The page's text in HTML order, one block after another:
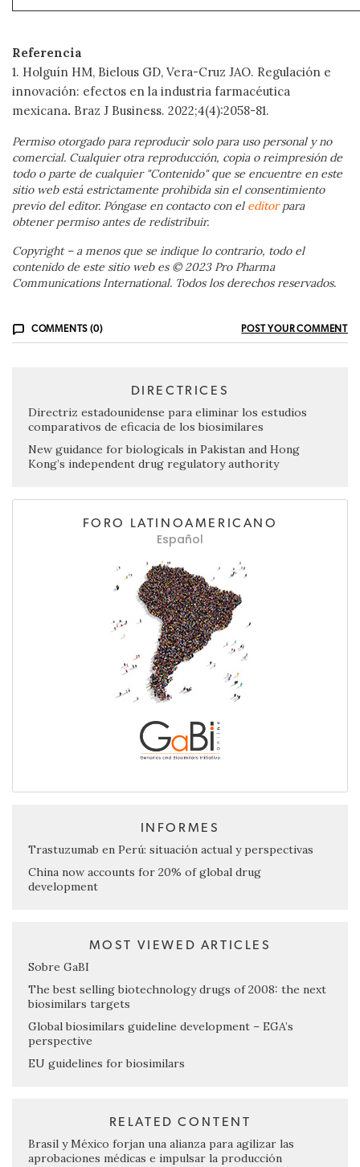
Referencia
1. Holguín HM, Bielous GD, Vera-Cruz JAO. Regulación e
innovación: efectos en la industria farmacéutica
mexicana. Braz J Business. 2022;4(4):2058-81.
Permiso otorgado para reproducir solo para uso personal y no
comercial. Cualquier otra reproducción, copia o reimpresión de
todo o parte de cualquier "Contenido" que se encuentre en este
sitio web está estrictamente prohibida sin el consentimiento
previo del editor. Póngase en contacto con el editorpara
obtener permiso antes de redistribuir.
Copyright – a menos que se indique lo contrario, todo el
contenido de este sitio web es © 2023 Pro Pharma
Communications International. Todos los derechos reservados.
COMMENTS (0) POST YOUR COMMENT
DIRECTRICES
Directriz estadounidense para eliminar los estudios
comparativos de eficacia de los biosimilares
New guidance for biologicals in Pakistan and Hong
Kong’s independent drug regulatory authority
FORO LATINOAMERICANO
Español
INFORMES
Trastuzumab en Perú: situación actual y perspectivas
China now accounts for 20% of global drug
development
MOST VIEWED ARTICLES
Sobre GaBI
The best selling biotechnology drugs of 2008: the next
biosimilars targets
Global biosimilars guideline development – EGA’s
perspective
EU guidelines for biosimilars
RELATED CONTENT
Brasil y México forjan una alianza para agilizar las
aprobaciones médicas e impulsar la producción